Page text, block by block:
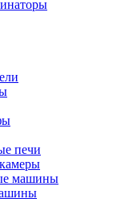
печи
машины